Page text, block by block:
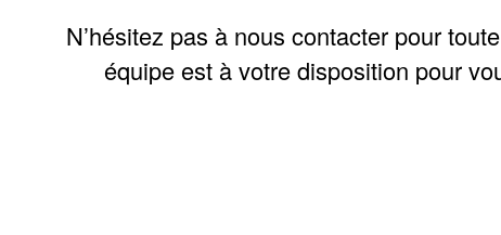
N’hésitez pas à nous contacterpour
équipe est à votre disposition pour